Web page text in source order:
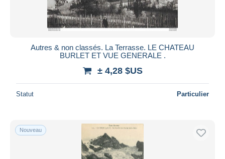
Autres & non classés. La Terrasse. LE CHATEAU
BURLET ET VUE GENERALE .
± 4,28 $US
Statut Particulier
Nouveau